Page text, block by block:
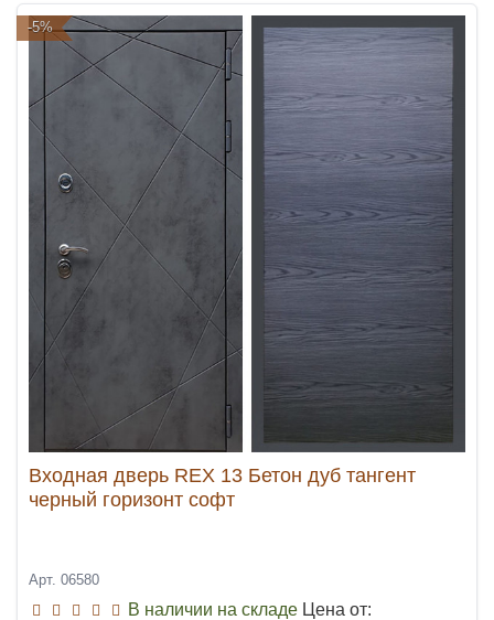
-5%
Входная дверь REX 13 Бетон дуб тангент
черный горизонт софт
Арт. 06580
В наличии на складе Цена от: